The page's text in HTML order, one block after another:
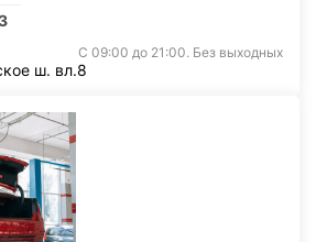
С 09:00 до 21:00. Без выходных
ш. вл.8